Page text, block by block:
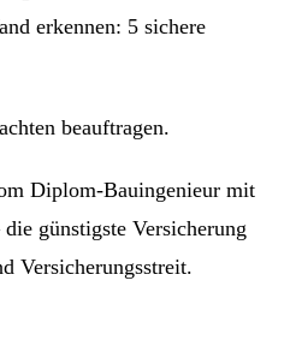
erkennen: 5 sichere
beauftragen.
Diplom-Bauingenieur mit
günstigste Versicherung
Versicherungsstreit.